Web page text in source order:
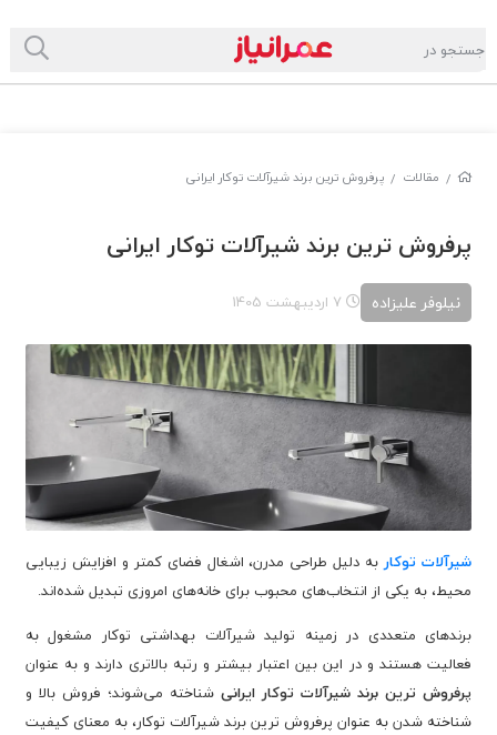
/ مقالات / پرفروش ترین برند شیرآلات توکار ایرانی
پرفروش ترین برند شیرآلات توکار ایرانی
نیلوفر علیزاده
شیرآلات توکاربه دلیل طراحی مدرن، اشغال فضای کمتر و افزایش زیبایی
محیط، به یکی از انتخاب‌های محبوب برای خانه‌های امروزی تبدیل شده‌اند.
برندهای متعددی در زمینه تولید شیرآلات بهداشتی توکار مشغول به
فعالیت هستند و در این بین اعتبار بیشتر و رتبه بالاتری دارند و به عنوان
پرفروش ترین برند شیرآلات توکار ایرانی شناخته می‌شوند؛ فروش بالا و
شناخته شدن به عنوان پرفروش ترین برند شیرآلات توکار، به معنای کیفیت